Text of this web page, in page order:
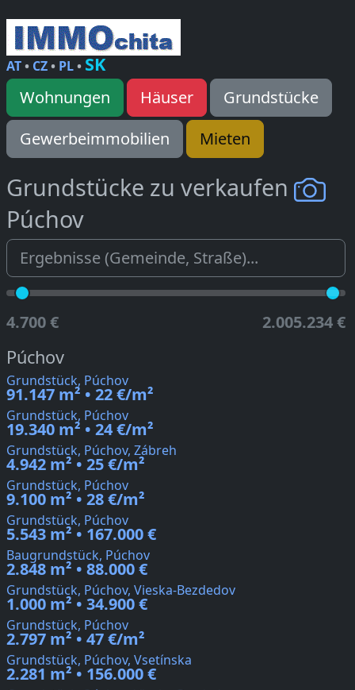
AT• CZ• PL• SK
Wohnungen Häuser
Grundstücke
Gewerbeimmobilien
Mieten
Grundstücke zu verkaufen
Púchov
4.700 € 2.005.234 €
Púchov
Grundstück, Púchov
91.147 m² • 22 €/m²
Grundstück, Púchov
19.340 m² • 24 €/m²
Grundstück, Púchov, Zábreh
4.942 m² • 25 €/m²
Grundstück, Púchov
9.100 m² • 28 €/m²
Grundstück, Púchov
5.543 m² • 167.000 €
Baugrundstück, Púchov
2.848 m² • 88.000 €
Grundstück, Púchov, Vieska-Bezdedov
1.000 m² • 34.900 €
Grundstück, Púchov
2.797 m² • 47 €/m²
Grundstück, Púchov, Vsetínska
2.281 m² • 156.000 €